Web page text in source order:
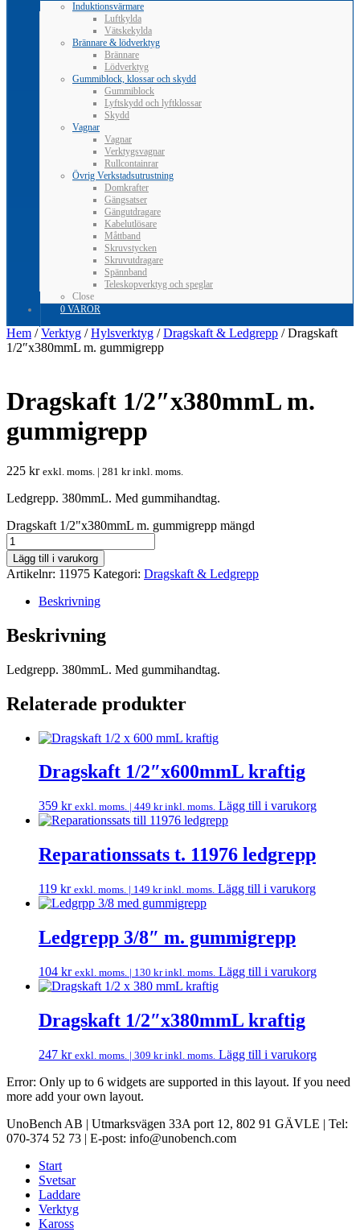
Induktionsvärmare
Luftkylda
Vätskekylda
Brännare & lödverktyg
Brännare
Lödverktyg
Gummiblock, klossar och skydd
Gummiblock
Lyftskydd och lyftklossar
Skydd
Vagnar
Vagnar
Verktygsvagnar
Rullcontainrar
Övrig Verkstadsutrustning
Domkrafter
Gängsatser
Gängutdragare
Kabelutlösare
Måttband
Skruvstycken
Skruvutdragare
Spännband
Teleskopverktyg och speglar
Close
0 VAROR
Hem /Verktyg /Hylsverktyg /Dragskaft & Ledgrepp / Dragskaft
1/2″x380mmL m. gummigrepp
Dragskaft 1/2″x380mmL m.
gummigrepp
225 kr exkl. moms. | 281 krinkl. moms.
Ledgrepp. 380mmL. Med gummihandtag.
Dragskaft 1/2"x380mmL m. gummigrepp mängd
Lägg till i varukorg
Artikelnr: 11975 Kategori: Dragskaft & Ledgrepp
Beskrivning
Beskrivning
Ledgrepp. 380mmL. Med gummihandtag.
Relaterade produkter
Dragskaft 1/2″x600mmL kraftig
359 kr exkl. moms. | 449 krinkl. moms. Lägg till i varukorg
Reparationssats t. 11976 ledgrepp
119 kr exkl. moms. | 149 krinkl. moms. Lägg till i varukorg
Ledgrepp 3/8″ m. gummigrepp
104 kr exkl. moms. | 130 krinkl. moms. Lägg till i varukorg
Dragskaft 1/2″x380mmL kraftig
247 kr exkl. moms. | 309 krinkl. moms. Lägg till i varukorg
Error: Only up to 6 widgets are supported in this layout. If you need
more add your own layout.
UnoBench AB | Utmarksvägen 33A port 12, 802 91 GÄVLE | Tel:
070-374 52 73 | E-post: info@unobench.com
Start
Svetsar
Laddare
Verktyg
Kaross